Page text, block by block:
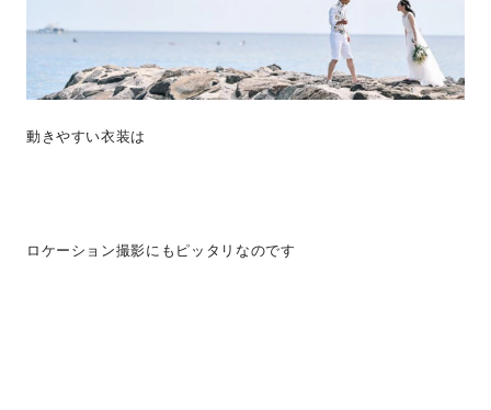
動きやすい衣装は
ロケーション撮影にもピッタリなのです